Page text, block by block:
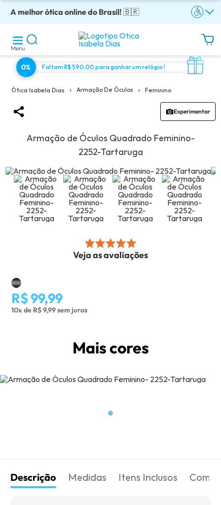
A melhor ótica online do Brasil!🇧🇷
Óculos completos armação + lentes a partir: R$199
Adquira em até 10x sem juros!
Enviamos para todo o Brasil!
Óculos de grau com preço justo!
Menu
0% Faltam R$ 590,00 para ganhar um relógio !
Ótica Isabela Dias › Armação De Óculos › Feminino
Experimentar
Armação de Óculos Quadrado Feminino-
2252-Tartaruga
Veja as avaliações
R$ 99,99
10x de R$ 9,99 sem juros
Mais cores
Descrição Medidas Itens Inclusos Como